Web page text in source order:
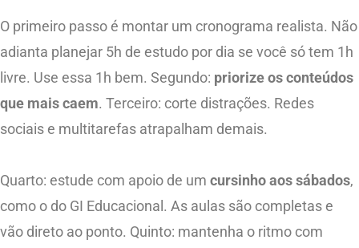
O primeiro passo é montar um cronograma realista. Não
adianta planejar 5h de estudo por dia se você só tem 1h
livre. Use essa 1h bem. Segundo: priorize os conteúdos
que mais caem. Terceiro: corte distrações. Redes
sociais e multitarefas atrapalham demais.
Quarto: estude com apoio de um cursinho aos sábados,
como o do GI Educacional. As aulas são completas e
vão direto ao ponto. Quinto: mantenha o ritmo com